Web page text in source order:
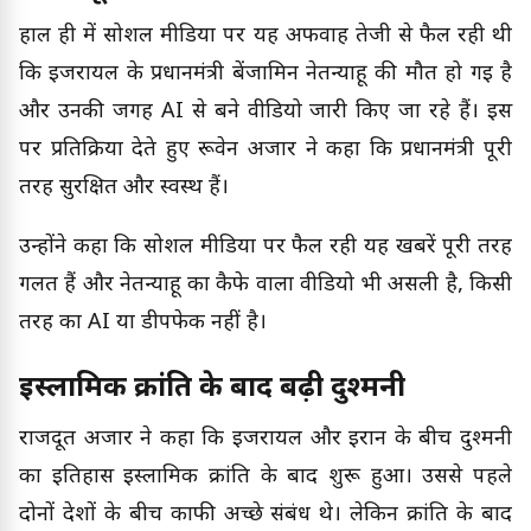
हाल ही में सोशल मीडिया पर यह अफवाह तेजी से फैल रही थी
कि इजरायल के प्रधानमंत्री बेंजामिन नेतन्याहू की मौत हो गई है
और उनकी जगह AI से बने वीडियो जारी किए जा रहे हैं। इस
पर प्रतिक्रिया देते हुए रूवेन अजार ने कहा कि प्रधानमंत्री पूरी
तरह सुरक्षित और स्वस्थ हैं।
उन्होंने कहा कि सोशल मीडिया पर फैल रही यह खबरें पूरी तरह
गलत हैं और नेतन्याहू का कैफे वाला वीडियो भी असली है, किसी
तरह का AI या डीपफेक नहीं है।
इस्लामिक क्रांति के बाद बढ़ी दुश्मनी
राजदूत अजार ने कहा कि इजरायल और ईरान के बीच दुश्मनी
का इतिहास इस्लामिक क्रांति के बाद शुरू हुआ। उससे पहले
दोनों देशों के बीच काफी अच्छे संबंध थे। लेकिन क्रांति के बाद